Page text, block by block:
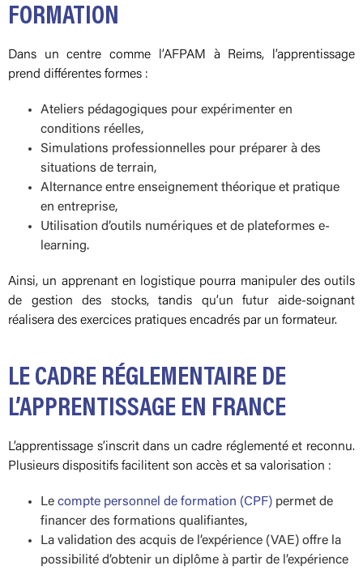
FORMATION
Dans un centre comme l’AFPAM à Reims, l’apprentissage
prend différentes formes :
Ateliers pédagogiques pour expérimenter en
conditions réelles,
Simulations professionnelles pour préparer à des
situations de terrain,
Alternance entre enseignement théorique et pratique
en entreprise,
Utilisation d’outils numériques et de plateformes e-
learning.
Ainsi, un apprenant en logistique pourra manipuler des outils
de gestion des stocks, tandis qu’un futur aide-soignant
réalisera des exercices pratiques encadrés par un formateur.
LE CADRE RÉGLEMENTAIRE DE
L’APPRENTISSAGE EN FRANCE
L’apprentissage s’inscrit dans un cadre réglementé et reconnu.
Plusieurs dispositifs facilitent son accès et sa valorisation :
Le compte personnel de formation (CPF) permet de
financer des formations qualifiantes,
La validation des acquis de l’expérience (VAE) offre la
possibilité d’obtenir un diplôme à partir de l’expérience